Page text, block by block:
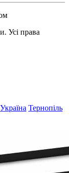
Усі права
Україна Тернопіль